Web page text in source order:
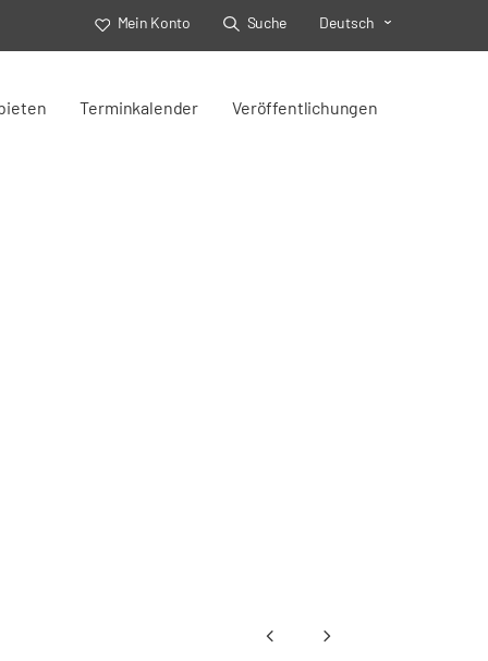
Mein Konto Suche Toggle Select
Deutsch
Terminkalender Veröffentlichungen